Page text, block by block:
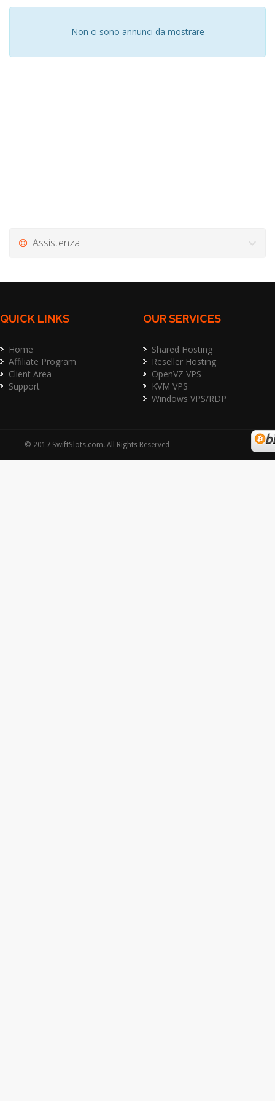
Non ci sono annunci da mostrare
Assistenza
QUICK LINKS
Home
Affiliate Program
Client Area
Support
OUR SERVICES
Shared Hosting
Reseller Hosting
OpenVZ VPS
KVM VPS
Windows VPS/RDP
© 2017 SwiftSlots.com. All Rights Reserved